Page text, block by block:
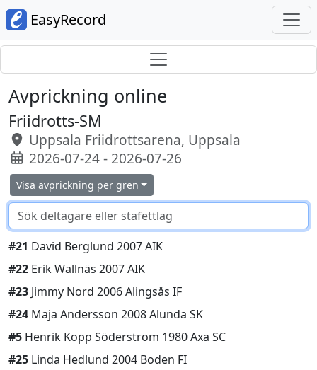
EasyRecord
Avprickning online
Friidrotts-SM
Uppsala Friidrottsarena, Uppsala
2026-07-24 - 2026-07-26
#21 David Berglund 2007 AIK
#22 Erik Wallnäs 2007 AIK
#23 Jimmy Nord 2006 Alingsås IF
#24 Maja Andersson 2008 Alunda SK
#5 Henrik Kopp Söderström 1980 Axa SC
#25 Linda Hedlund 2004 Boden FI
Visa avprickning per gren